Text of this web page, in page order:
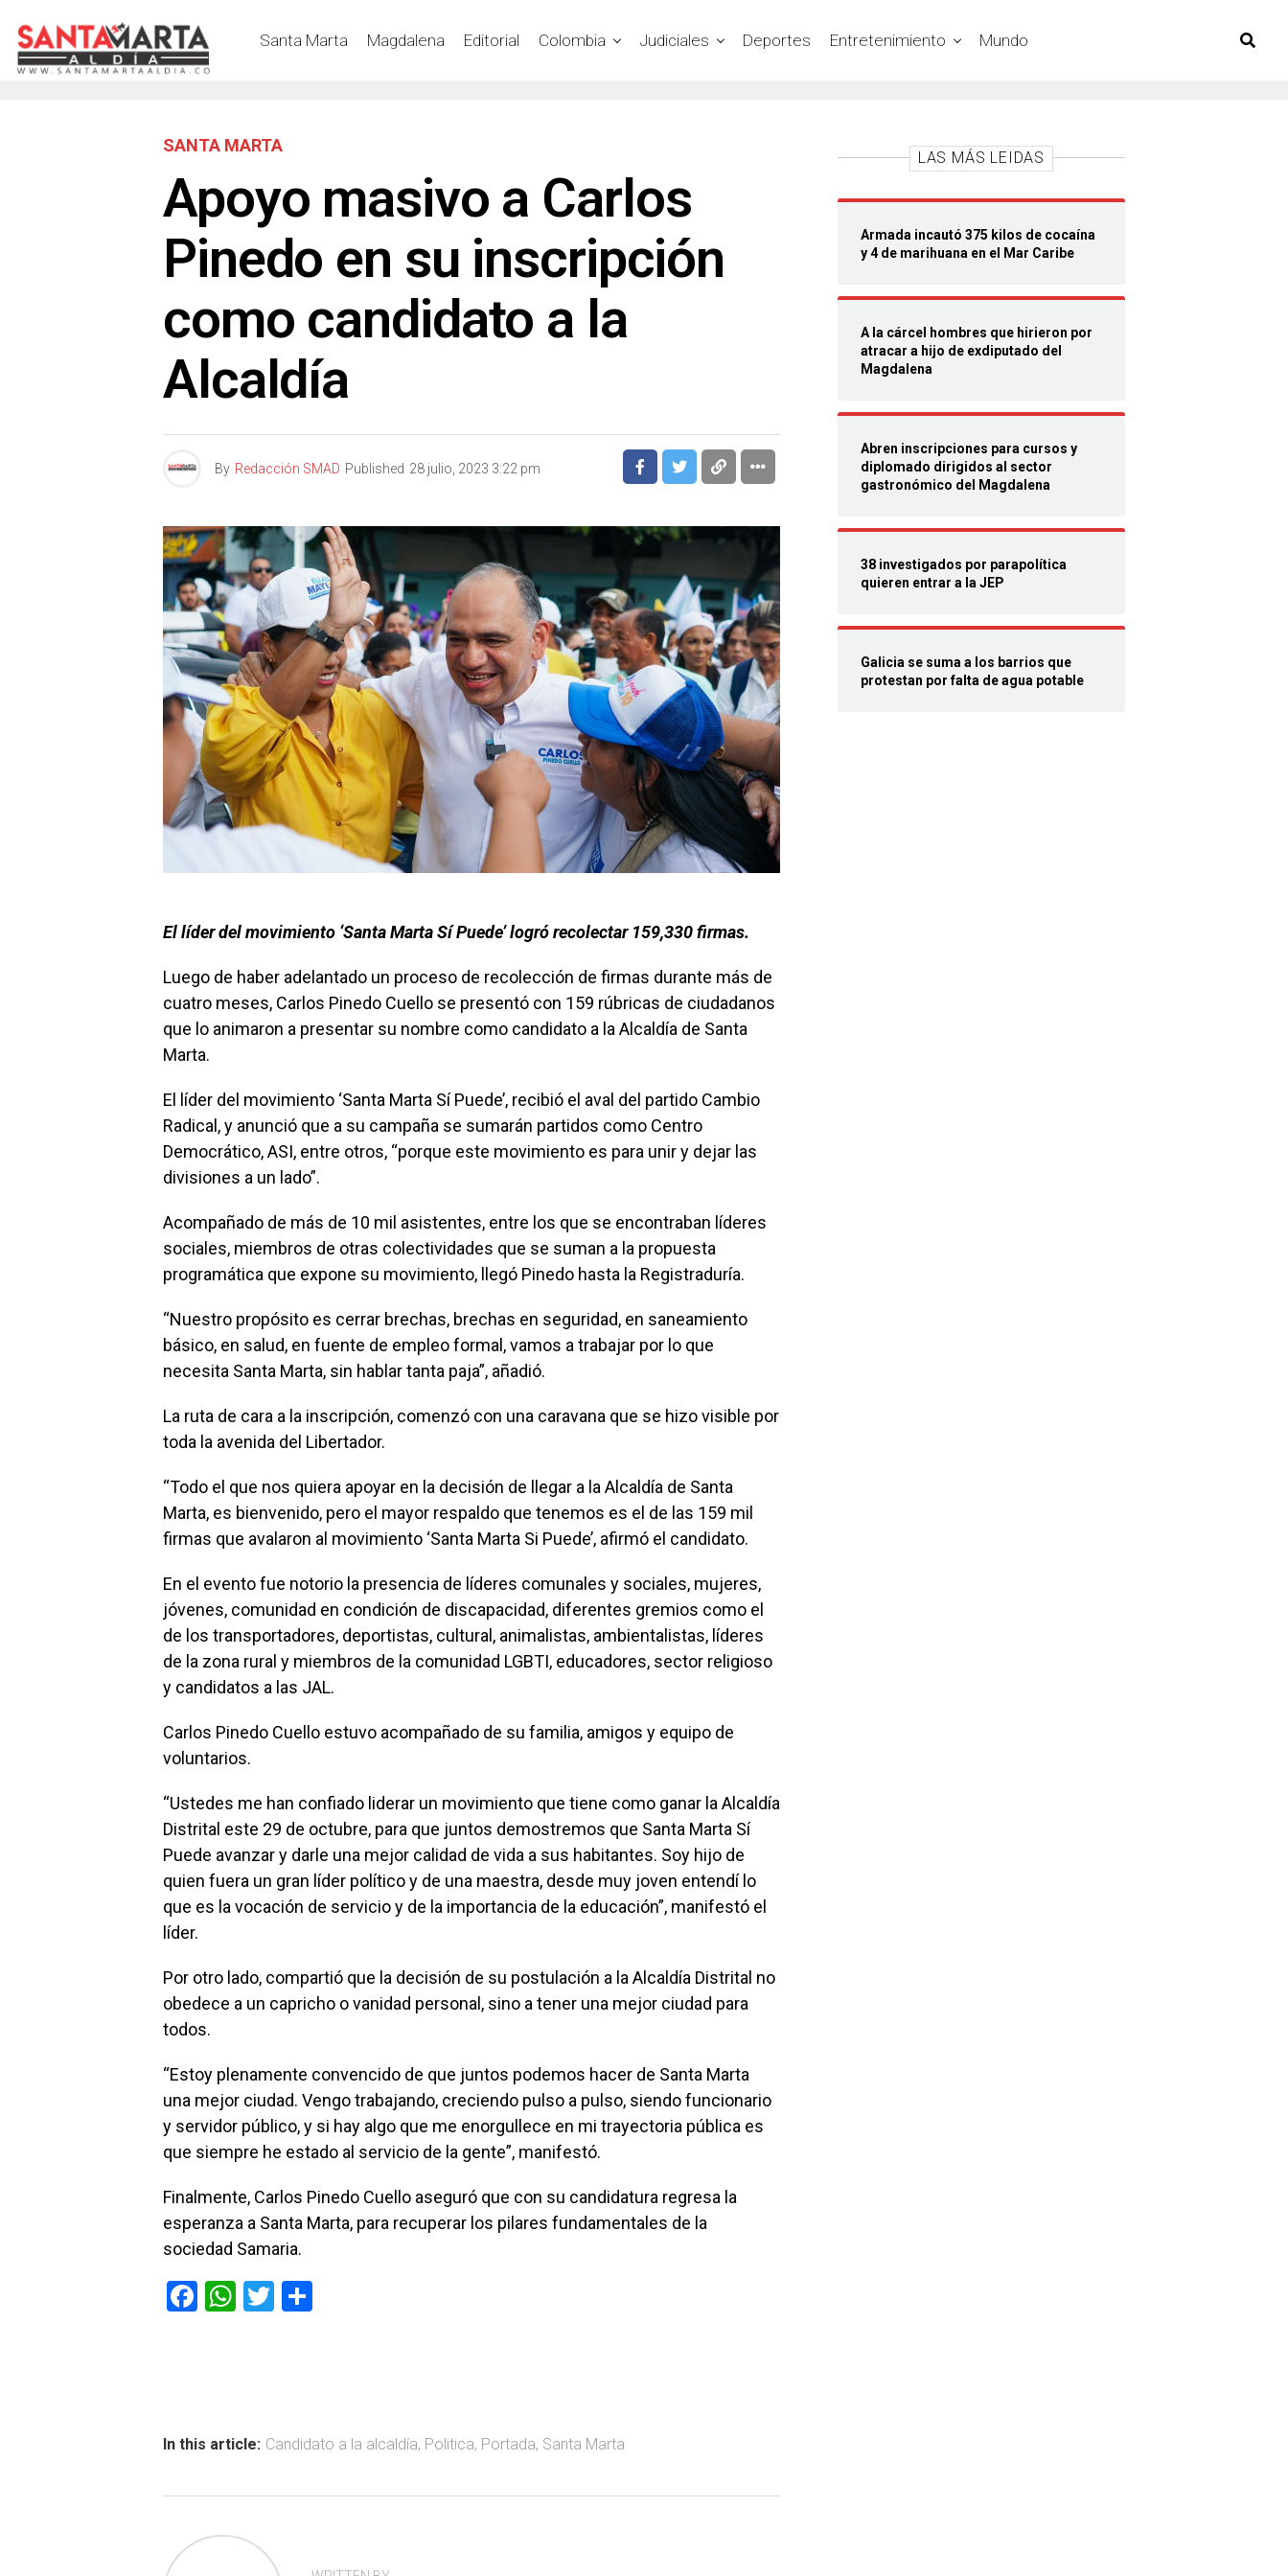
Santa Marta Magdalena Editorial Colombia Judiciales Deportes Entretenimiento Mundo
SANTA MARTA
Apoyo masivo a Carlos
Pinedo en su inscripción
como candidato a la
Alcaldía
By Redacción SMAD Published 28 julio, 2023 3:22 pm
El líder del movimiento ‘Santa Marta Sí Puede’ logró recolectar 159,330 firmas.
Luego de haber adelantado un proceso de recolección de firmas durante más de
cuatro meses, Carlos Pinedo Cuello se presentó con 159 rúbricas de ciudadanos
que lo animaron a presentar su nombre como candidato a la Alcaldía de Santa
Marta.
El líder del movimiento ‘Santa Marta Sí Puede’, recibió el aval del partido Cambio
Radical, y anunció que a su campaña se sumarán partidos como Centro
Democrático, ASI, entre otros, “porque este movimiento es para unir y dejar las
divisiones a un lado”.
Acompañado de más de 10 mil asistentes, entre los que se encontraban líderes
sociales, miembros de otras colectividades que se suman a la propuesta
programática que expone su movimiento, llegó Pinedo hasta la Registraduría.
“Nuestro propósito es cerrar brechas, brechas en seguridad, en saneamiento
básico, en salud, en fuente de empleo formal, vamos a trabajar por lo que
necesita Santa Marta, sin hablar tanta paja”, añadió.
La ruta de cara a la inscripción, comenzó con una caravana que se hizo visible por
toda la avenida del Libertador.
“Todo el que nos quiera apoyar en la decisión de llegar a la Alcaldía de Santa
Marta, es bienvenido, pero el mayor respaldo que tenemos es el de las 159 mil
firmas que avalaron al movimiento ‘Santa Marta Si Puede’, afirmó el candidato.
En el evento fue notorio la presencia de líderes comunales y sociales, mujeres,
jóvenes, comunidad en condición de discapacidad, diferentes gremios como el
de los transportadores, deportistas, cultural, animalistas, ambientalistas, líderes
de la zona rural y miembros de la comunidad LGBTI, educadores, sector religioso
y candidatos a las JAL.
Carlos Pinedo Cuello estuvo acompañado de su familia, amigos y equipo de
voluntarios.
“Ustedes me han confiado liderar un movimiento que tiene como ganar la Alcaldía
Distrital este 29 de octubre, para que juntos demostremos que Santa Marta Sí
Puede avanzar y darle una mejor calidad de vida a sus habitantes. Soy hijo de
quien fuera un gran líder político y de una maestra, desde muy joven entendí lo
que es la vocación de servicio y de la importancia de la educación”, manifestó el
líder.
Por otro lado, compartió que la decisión de su postulación a la Alcaldía Distrital no
obedece a un capricho o vanidad personal, sino a tener una mejor ciudad para
todos.
“Estoy plenamente convencido de que juntos podemos hacer de Santa Marta
una mejor ciudad. Vengo trabajando, creciendo pulso a pulso, siendo funcionario
y servidor público, y si hay algo que me enorgullece en mi trayectoria pública es
que siempre he estado al servicio de la gente”, manifestó.
Finalmente, Carlos Pinedo Cuello aseguró que con su candidatura regresa la
esperanza a Santa Marta, para recuperar los pilares fundamentales de la
sociedad Samaria.
F
ok
W
p
T
tir
In this article: Candidato a la alcaldía, Politica, Portada, Santa Marta
LAS MÁS LEIDAS
Armada incautó 375 kilos de cocaína
y 4 de marihuana en el Mar Caribe
A la cárcel hombres que hirieron por
atracar a hijo de exdiputado del
Magdalena
Abren inscripciones para cursos y
diplomado dirigidos al sector
gastronómico del Magdalena
38 investigados por parapolítica
quieren entrar a la JEP
Galicia se suma a los barrios que
protestan por falta de agua potable